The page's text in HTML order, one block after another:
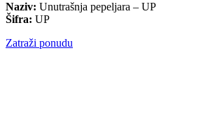
Naziv: Unutrašnja pepeljara – UP
Šifra: UP
Zatraži ponudu